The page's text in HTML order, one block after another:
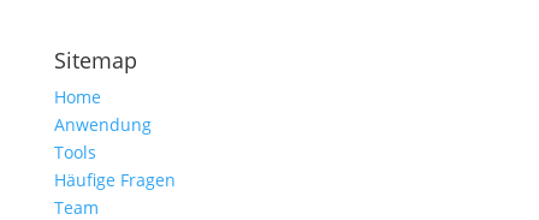
Sitemap
Home
Anwendung
Tools
Häufige Fragen
Team